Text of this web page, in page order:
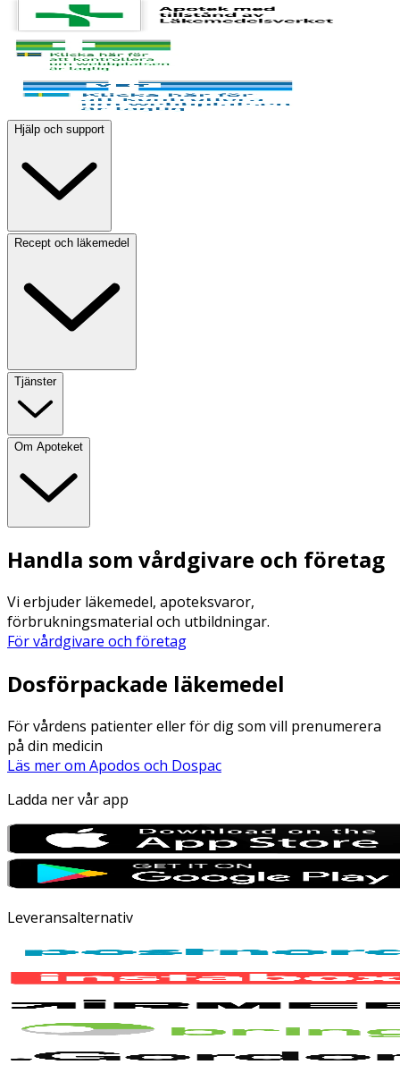
Hjälp och support
Recept och läkemedel
Tjänster
Om Apoteket
Handla som vårdgivare och företag
Vi erbjuder läkemedel, apoteksvaror,
förbrukningsmaterial och utbildningar.
För vårdgivare och företag
Dosförpackade läkemedel
För vårdens patienter eller för dig som vill prenumerera
på din medicin
Läs mer om Apodos och Dospac
Ladda ner vår app
Leveransalternativ